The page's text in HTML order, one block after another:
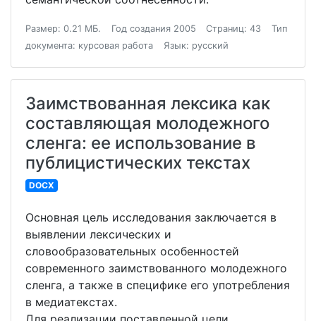
Размер: 0.21 МБ. Год создания 2005 Страниц: 43
Тип
документа: курсовая работа
Язык: русский
Заимствованная лексика как
составляющая молодежного
сленга: ее использование в
публицистических текстах
DOCX
Основная цель исследования заключается в
выявлении лексических и
словообразовательных особенностей
современного заимствованного молодежного
сленга, а также в специфике его употребления
в медиатекстах.